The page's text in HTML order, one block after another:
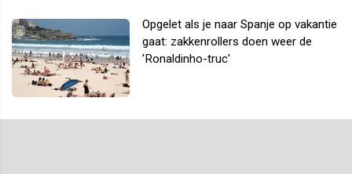
Opgelet als je naar Spanje op vakantie
gaat: zakkenrollers doen weer de
'Ronaldinho-truc'